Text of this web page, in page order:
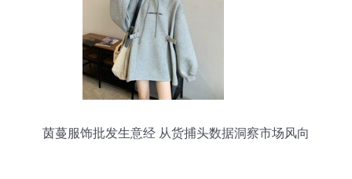
茵蔓服饰批发生意经 从货捕头数据洞察市场风向